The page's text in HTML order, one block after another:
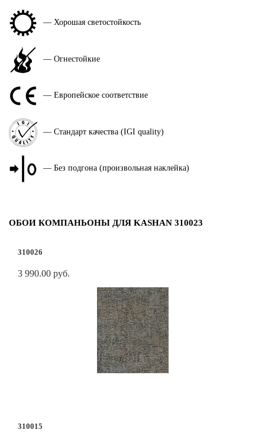
— Хорошая светостойкость
— Огнестойкие
— Европейское соответствие
— Стандарт качества (IGI quality)
— Без подгона (произвольная наклейка)
ОБОИ КОМПАНЬОНЫ ДЛЯ KASHAN 310023
310026
3 990.00 руб.
310015